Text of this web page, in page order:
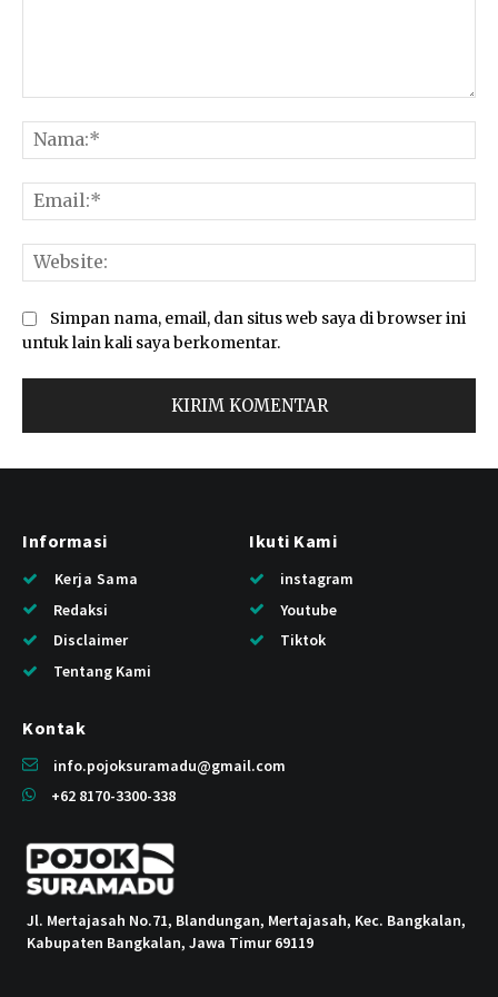
Simpan nama, email, dan situs web saya di browser ini
untuk lain kali saya berkomentar.
Informasi
Kerja Sama
Redaksi
Disclaimer
Tentang Kami
Ikuti Kami
instagram
Youtube
Tiktok
Kontak
info.pojoksuramadu@gmail.com
+62 8170-3300-338
Jl. Mertajasah No.71, Blandungan, Mertajasah, Kec. Bangkalan,
Kabupaten Bangkalan, Jawa Timur 69119